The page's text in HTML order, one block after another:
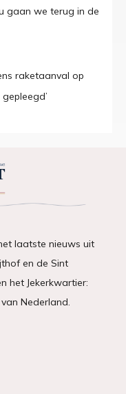
gaan we terug in de
raketaanval op
laatste nieuws uit
en de Sint
het Jekerkwartier:
Nederland.